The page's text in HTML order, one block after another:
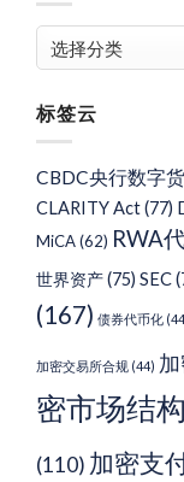
章
类
标签云
CBDC央行数字
CLARITY Act(77)
MiCA(62) RWA
世界资产(75) SEC
(167) 债券代币化
加密交易所合规 (44)
密市场结构
(110) 加密支